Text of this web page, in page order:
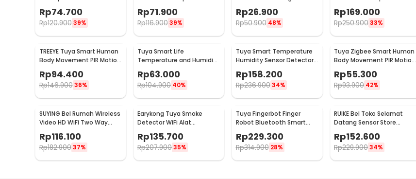
Receiver Doorbell - F53
Rp74.700
Rp120.900 39%
Receiver Doorbell - A9
Rp71.900
Rp116.90039%
Alarm Door Stop 120dB - LL-
9806
Rp26.900
Rp50.900 48%
Receiver Doorbell - Q189-
BB
Rp169.000
Rp250.90033%
TREEYE Tuya Smart Human
Body Movement PIR Motion
Sensor WiFi - TY10
Rp94.400
Rp146.900 36%
Tuya Smart Life
Temperature and Humidity
Sensor Real Time WiFi - TY-
03
Rp63.000
Rp104.900 40%
Tuya Smart Temperature
Humidity Sensor Detector
WiFi - LTH01-W
Rp158.200
Rp236.900 34%
Tuya Zigbee Smart Human
Body Movement PIR Motion
Sensor Detector - ZB-
PL/ZB-P
Rp55.300
Rp93.900 42%
SUYING Bel Rumah Wireless
Video HD WiFi Two Way
Audio Doorbell - Z20
Rp116.100
Rp182.900 37%
Earykong Tuya Smoke
Detector WiFi Alat
Pendeteksi Asap
Kebakaran 85dB - TYSM-01
Rp135.700
Rp207.90035%
Tuya Fingerbot Finger
Robot Bluetooth Smart
Home Voice Control - N-1
Rp229.300
Rp314.900 28%
RUIKE Bel Toko Selamat
Datang Sensor Store
Welcome Wireless Infrared
- M7-P827
Rp152.600
Rp229.90034%